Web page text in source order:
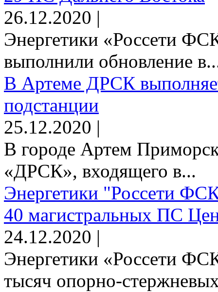
26.12.2020 |
Энергетики «Россети
выполнили обновление
В Артеме ДРСК
подстанции
25.12.2020 |
В городе Артем
«ДРСК», входящего в...
Энергетики "Россети
40 магистральных ПС
24.12.2020 |
Энергетики «Россети
тысяч опорно-